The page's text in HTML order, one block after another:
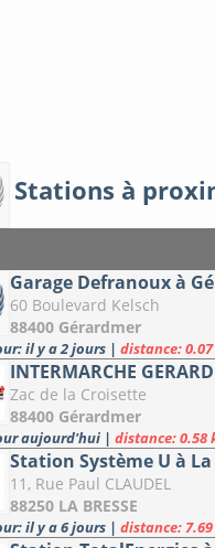
Stations à
Garage Defranoux à
60 Boulevard Kelsch
88400 Gérardmer
il y a 2 jours | distance:
INTERMARCHE
Zac de la Croisette
88400 Gérardmer
aujourd'hui | distance: 0.58
Station Système U à La
11, Rue Paul CLAUDEL
88250 LA BRESSE
il y a 6 jours | distance: